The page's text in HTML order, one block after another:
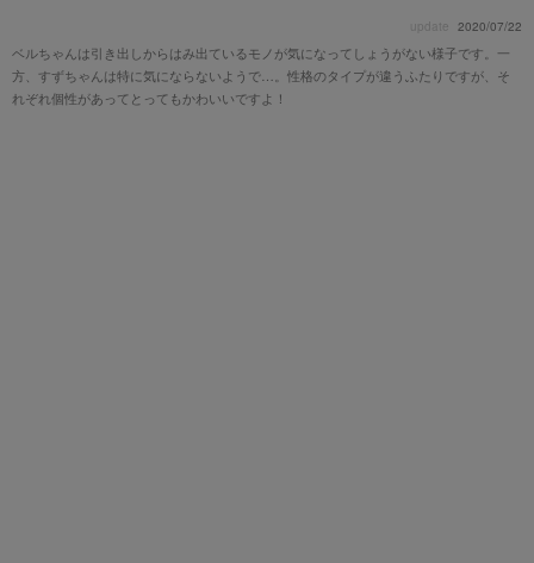
update 2020/07/22
ベルちゃんは引き出しからはみ出ているモノが気になってしょうがない様子です。一
方、すずちゃんは特に気にならないようで…。性格のタイプが違うふたりですが、そ
れぞれ個性があってとってもかわいいですよ！